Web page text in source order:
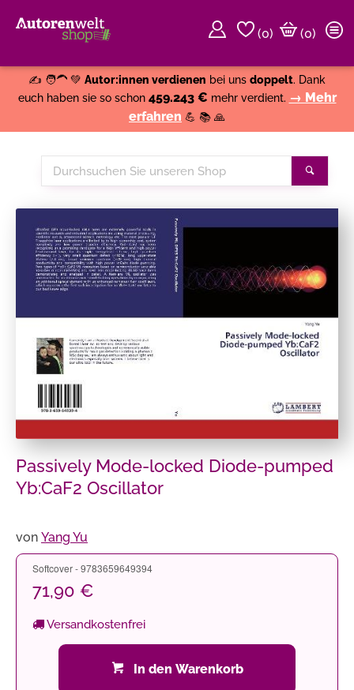
(0)
(0)
✍️ 🧑‍🦱 💚 Autor:innen verdienen bei uns doppelt. Dank
euch haben sie so schon 459.243 € mehr verdient. → Mehr
erfahren 💪 📚 🙏
Durchsuchen
Sie
Passively Mode-locked Diode-pumped
Yb:CaF2 Oscillator
von Yang Yu
Softcover - 9783659649394
71,90 €
Versandkostenfrei
In den Warenkorb